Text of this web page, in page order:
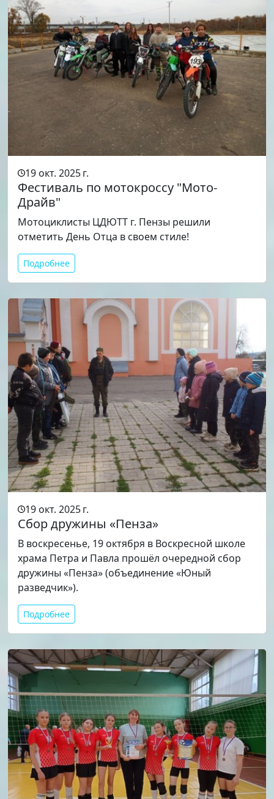
19 окт. 2025 г.
Фестиваль по мотокроссу "Мото-
Драйв"
Мотоциклисты ЦДЮТТ г. Пензы решили
отметить День Отца в своем стиле!
Подробнее
19 окт. 2025 г.
Сбор дружины «Пенза»
В воскресенье, 19 октября в Воскресной школе
храма Петра и Павла прошёл очередной сбор
дружины «Пенза» (объединение «Юный
разведчик»).
Подробнее